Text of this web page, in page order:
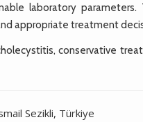
laboratory
appropriate treatment
conservative
Sezikli, Türkiye